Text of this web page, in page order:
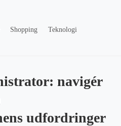
Shopping
Teknologi
navigér
udfordringer